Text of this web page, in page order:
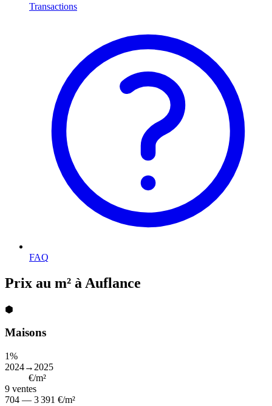
Transactions
FAQ
Prix au m² à Auflance
⬢
Maisons
1%
2024→2025
€/m²
9 ventes
704 — 3 391 €/m²